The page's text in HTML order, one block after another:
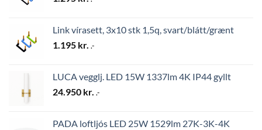
Link vírasett, 3x10 stk 1,5q, svart/blátt/grænt
1.195 kr. .-
LUCA vegglj. LED 15W 1337lm 4K IP44 gyllt
24.950 kr. .-
PADA loftljós LED 25W 1529lm 27K-3K-4K